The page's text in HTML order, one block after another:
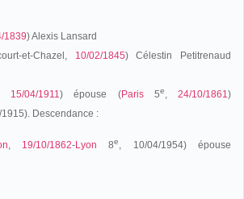
1839) Alexis Lansard
et-Chazel, 10/02/1845) Célestin Petitrenaud
15/04/1911) épouse (Paris5e,24/10/1861)
1915). Descendance :
, 19/10/1862-Lyon 8e, 10/04/1954) épouse